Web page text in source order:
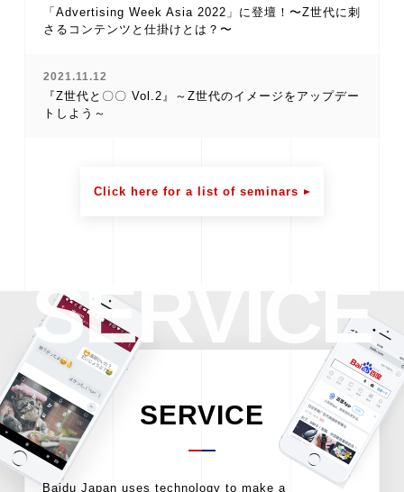
「Advertising Week Asia 2022」に登壇！〜Z世代に刺
さるコンテンツと仕掛けとは？〜
2021.11.12
『Z世代と〇〇 Vol.2』～Z世代のイメージをアップデー
トしよう～
Click here for a list of seminars
SERVICE
SERVICE
Baidu Japan uses technology to make a